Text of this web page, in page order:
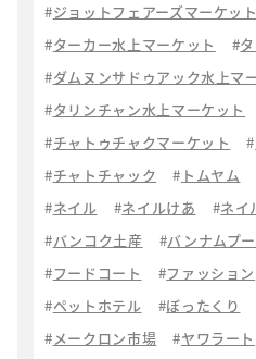
ジョットフェアーズマーケット
ターカー水上マーケット
ダムヌンサドゥアック水上マ
タリンチャン水上マーケット
チャトゥチャクマーケット
チャトチャック
トムヤム
ネイル
ネイルけあ ネイ
バンコク土産
バンナムプ
フードコート
ファッション
ペットホテル
ぼったくり
メークロン市場
ヤワラート